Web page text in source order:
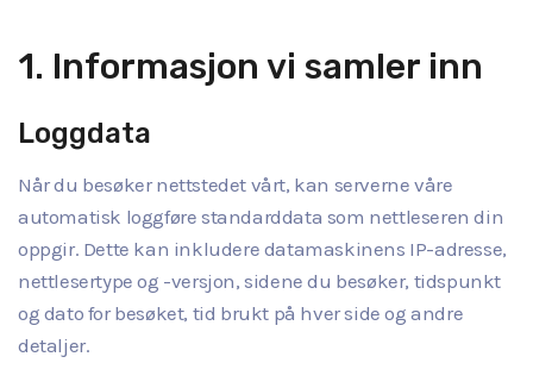
1. Informasjon vi samler inn
Loggdata
Når du besøker nettstedet vårt, kan serverne våre
automatisk loggføre standarddata som nettleseren din
oppgir. Dette kan inkludere datamaskinens IP-adresse,
nettlesertype og -versjon, sidene du besøker, tidspunkt
og dato for besøket, tid brukt på hver side og andre
detaljer.